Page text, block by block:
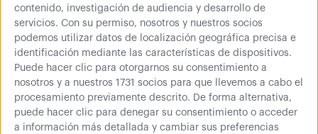
contenido, investigación de audiencia y desarrollo de
servicios. Con su permiso, nosotros y nuestros socios
podemos utilizar datos de localización geográfica precisa e
identificación mediante las características de dispositivos.
Puede hacer clic para otorgarnos su consentimiento a
nosotros y a nuestros 1731 socios para que llevemos a cabo el
procesamiento previamente descrito. De forma alternativa,
puede hacer clic para denegar su consentimiento o acceder
a información más detallada y cambiar sus preferencias
215,00 € 182,75 €
Comprar
221,13 € (IVA inc.)